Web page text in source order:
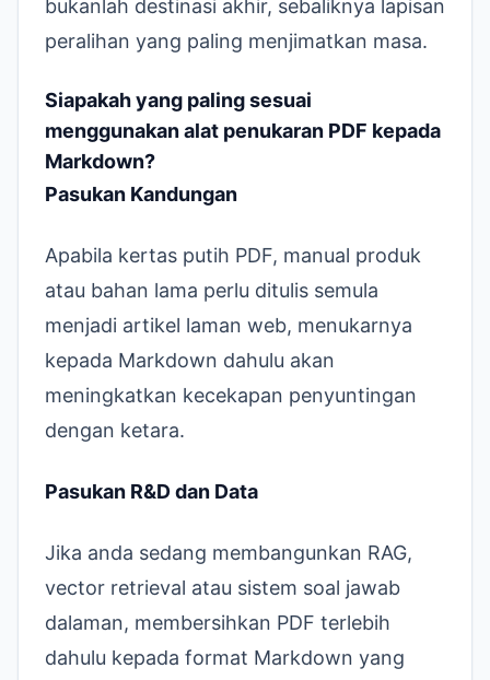
bukanlah destinasi akhir, sebaliknya lapisan
peralihan yang paling menjimatkan masa.
Siapakah yang paling sesuai
menggunakan alat penukaran PDF kepada
Markdown?
Pasukan Kandungan
Apabila kertas putih PDF, manual produk
atau bahan lama perlu ditulis semula
menjadi artikel laman web, menukarnya
kepada Markdown dahulu akan
meningkatkan kecekapan penyuntingan
dengan ketara.
Pasukan R&D dan Data
Jika anda sedang membangunkan RAG,
vector retrieval atau sistem soal jawab
dalaman, membersihkan PDF terlebih
dahulu kepada format Markdown yang